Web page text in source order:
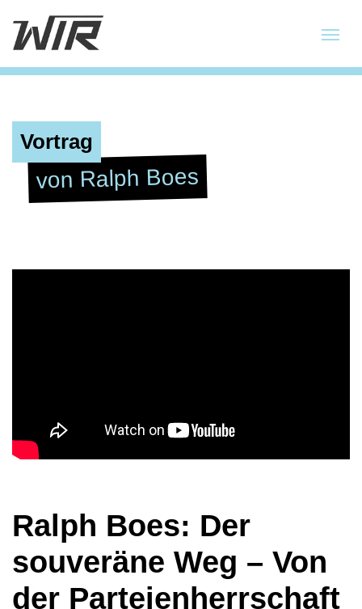
Vortrag
von Ralph Boes
Ralph Boes: Der
souveräne Weg – Von
der Parteienherrschaft